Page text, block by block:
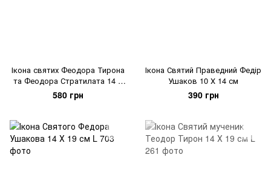
Ікона святих Феодора Тирона
та Феодора Стратилата 14 ×
19 см
580 грн
Ікона Святий Праведний Федір
Ушаков 10 Х 14 см
390 грн